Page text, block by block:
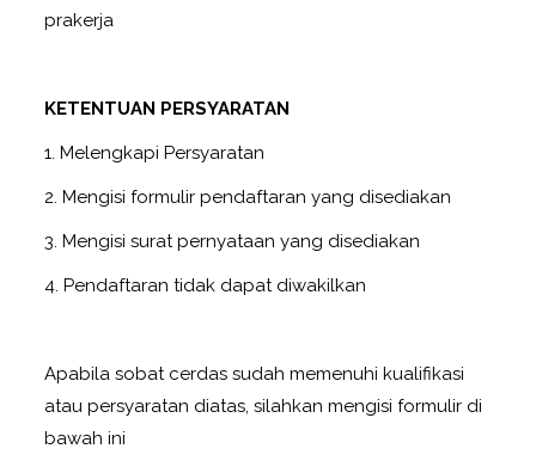
prakerja
KETENTUAN PERSYARATAN
1. Melengkapi Persyaratan
2. Mengisi formulir pendaftaran yang disediakan
3. Mengisi surat pernyataan yang disediakan
4. Pendaftaran tidak dapat diwakilkan
Apabila sobat cerdas sudah memenuhi kualifikasi
atau persyaratan diatas, silahkan mengisi formulir di
bawah ini